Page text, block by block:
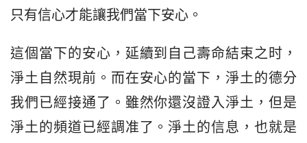
只有信心才能讓我們當下安心。
這個當下的安心，延續到自己壽命結束之时，
淨土自然現前。而在安心的當下，淨土的德分
我們已經接通了。雖然你還沒證入淨土，但是
淨土的頻道已經調准了。淨土的信息，也就是